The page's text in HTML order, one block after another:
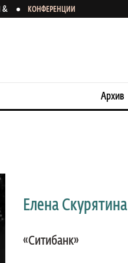
& КОНФЕРЕНЦИИ
Архив
Елена Скурятина
«Ситибанк»